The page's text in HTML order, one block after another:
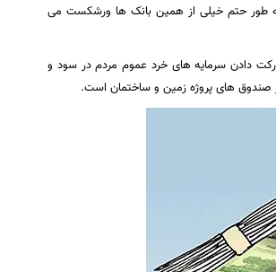
به طور حتم خیلی از همین بانک ها ورشکست می
دادن سرمایه های خرد عموم مردم در سود و
صندوق های پروژه زمین و ساختمان است.